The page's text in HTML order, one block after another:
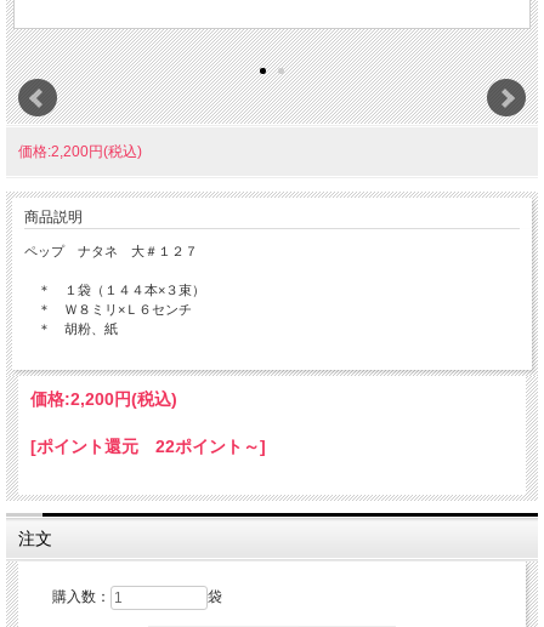
価格:2,200円(税込)
商品説明
ペップ ナタネ 大＃１２７
＊ １袋（１４４本×３束）
＊ Ｗ８ミリ×Ｌ６センチ
＊ 胡粉、紙
価格:2,200円(税込)
[ポイント還元 22ポイント～]
注文
購入数： 袋